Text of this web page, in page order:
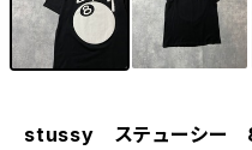
stussy ステューシー